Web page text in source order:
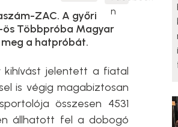
ZAC. A győri
ös Többpróba Magyar
meg a hatpróbát.
kihívást jelentett a fiatal
is végig magabiztosan
összesen 4531
állhatott fel a dobogó